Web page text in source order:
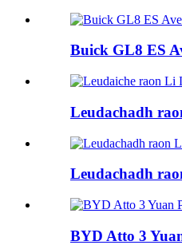
Buick GL8 ES
Leudachadh
Leudachadh
BYD Atto 3